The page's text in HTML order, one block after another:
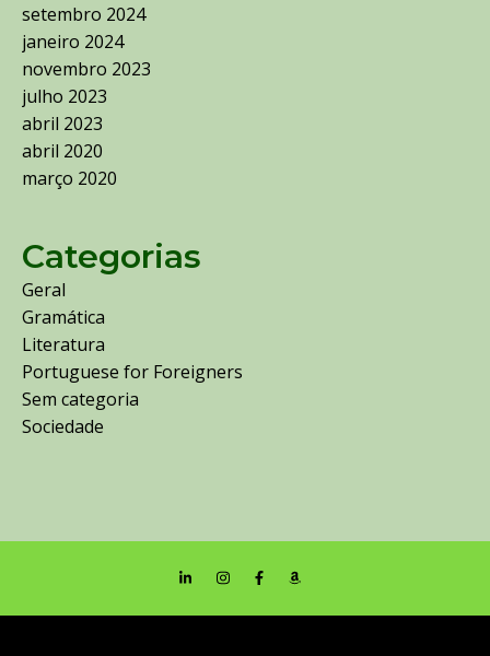
setembro 2024
janeiro 2024
novembro 2023
julho 2023
abril 2023
abril 2020
março 2020
Categorias
Geral
Gramática
Literatura
Portuguese for Foreigners
Sem categoria
Sociedade